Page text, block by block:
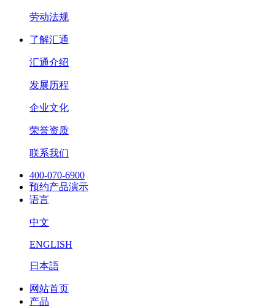
劳动法规
了解汇通
汇通介绍
发展历程
企业文化
荣誉资质
联系我们
400-070-6900
预约产品演示
语言
中文
ENGLISH
日本語
网站首页
产品